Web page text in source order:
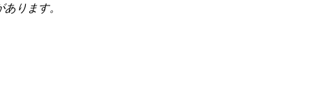
ります。